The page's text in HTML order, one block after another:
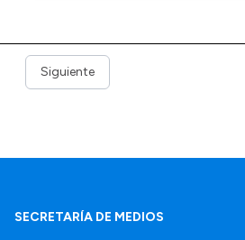
Siguiente
SECRETARÍA DE MEDIOS